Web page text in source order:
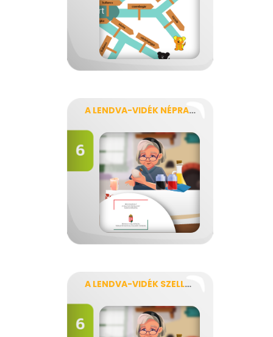
A LENDVA-VIDÉK NÉPRAJZI ÖRÖKSÉGE - DOBRONAK/LENDVAVÁSÁRHELY
A LENDVA-VIDÉK SZELLEMI ÉS TÁRGYI NÉPRAJZI ÖRÖKSÉGE